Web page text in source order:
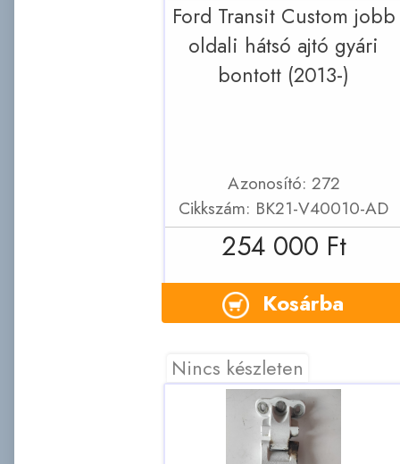
Ford Transit Custom jobb
oldali hátsó ajtó gyári
bontott (2013-)
Azonosító: 272
Cikkszám: BK21-V40010-AD
254 000 Ft
Kosárba
Nincs készleten